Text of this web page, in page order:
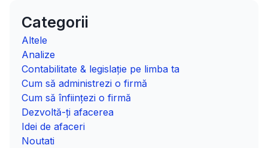
Categorii
Altele
Analize
Contabilitate & legislație pe limba ta
Cum să administrezi o firmă
Cum să înființezi o firmă
Dezvoltă-ți afacerea
Idei de afaceri
Noutati